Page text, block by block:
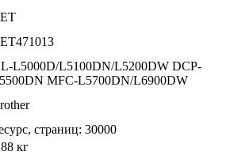
L5000D/­L5100DN/­L5200DW DCP-
MFC-L5700DN/­L6900DW
страниц: 30000
кг